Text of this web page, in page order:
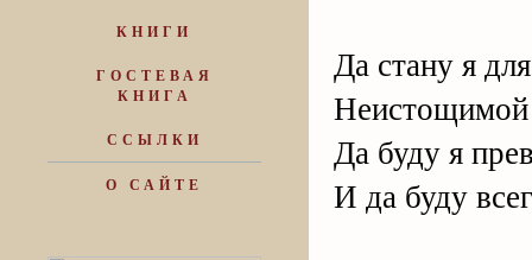
КНИГИ
ГОСТЕВАЯ
КНИГА
ССЫЛКИ
О САЙТЕ
Да стану я
Да буду я
И да буду